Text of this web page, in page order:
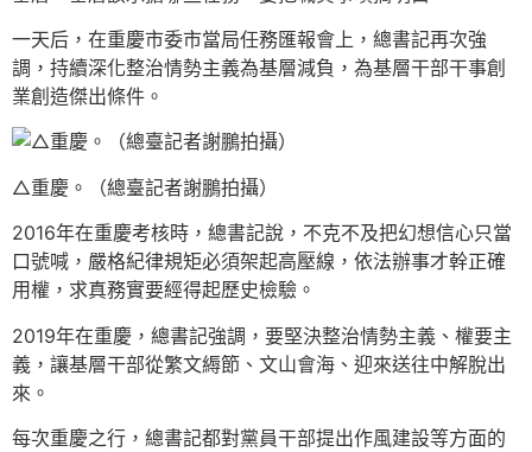
一天后，在重慶市委市當局任務匯報會上，總書記再次強
調，持續深化整治情勢主義為基層減負，為基層干部干事創
業創造傑出條件。
△重慶。（總臺記者謝鵬拍攝）
2016年在重慶考核時，總書記說，不克不及把幻想信心只當
口號喊，嚴格紀律規矩必須架起高壓線，依法辦事才幹正確
用權，求真務實要經得起歷史檢驗。
2019年在重慶，總書記強調，要堅決整治情勢主義、權要主
義，讓基層干部從繁文縟節、文山會海、迎來送往中解脫出
來。
每次重慶之行，總書記都對黨員干部提出作風建設等方面的